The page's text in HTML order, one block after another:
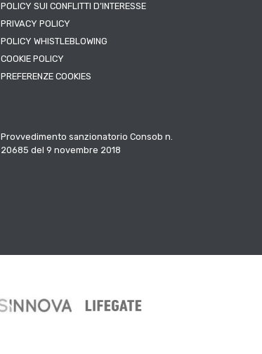
POLICY SUI CONFLITTI D’INTERESSE
PRIVACY POLICY
POLICY WHISTLEBLOWING
COOKIE POLICY
PREFERENZE COOKIES
Provvedimento sanzionatorio Consob n.
20685 del 9 novembre 2018